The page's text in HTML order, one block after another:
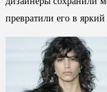
превратили его в